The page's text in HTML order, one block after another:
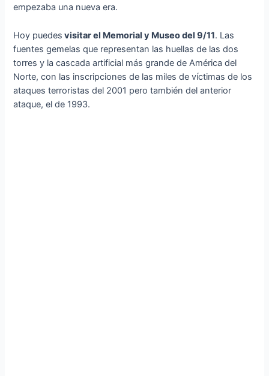
empezaba una nueva era.
Hoy puedes visitar el Memorial y Museo del 9/11. Las
fuentes gemelas que representan las huellas de las dos
torres y la cascada artificial más grande de América del
Norte, con las inscripciones de las miles de víctimas de los
ataques terroristas del 2001 pero también del anterior
ataque, el de 1993.